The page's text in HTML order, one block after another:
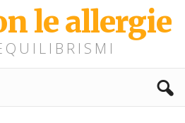
le allergie